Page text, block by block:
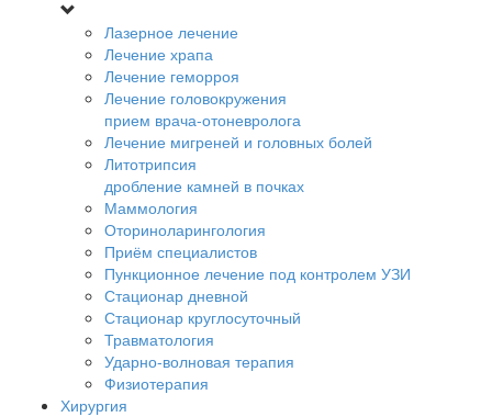
Лазерное лечение
Лечение храпа
Лечение геморроя
Лечение головокружения
прием врача-отоневролога
Лечение мигреней и головных болей
Литотрипсия
дробление камней в почках
Маммология
Оториноларингология
Приём специалистов
Пункционное лечение под контролем УЗИ
Стационар дневной
Стационар круглосуточный
Травматология
Ударно-волновая терапия
Физиотерапия
Хирургия